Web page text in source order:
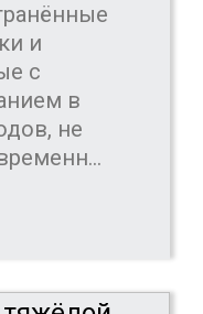
и
с
в
не